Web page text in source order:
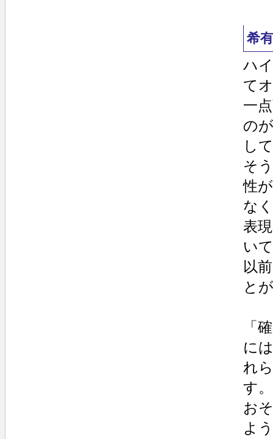
希
ハ
て
一
の
し
そ
性
な
表
い
以
と
「
に
れ
す
お
よ